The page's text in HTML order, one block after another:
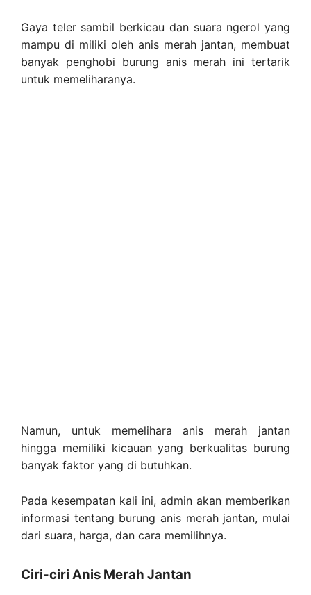
Gaya teler sambil berkicau dan suara ngerol yang
mampu di miliki oleh anis merah jantan, membuat
banyak penghobi burung anis merah ini tertarik
untuk memeliharanya.
Namun, untuk memelihara anis merah jantan
hingga memiliki kicauan yang berkualitas burung
banyak faktor yang di butuhkan.
Pada kesempatan kali ini, admin akan memberikan
informasi tentang burung anis merah jantan, mulai
dari suara, harga, dan cara memilihnya.
Ciri-ciri Anis Merah Jantan